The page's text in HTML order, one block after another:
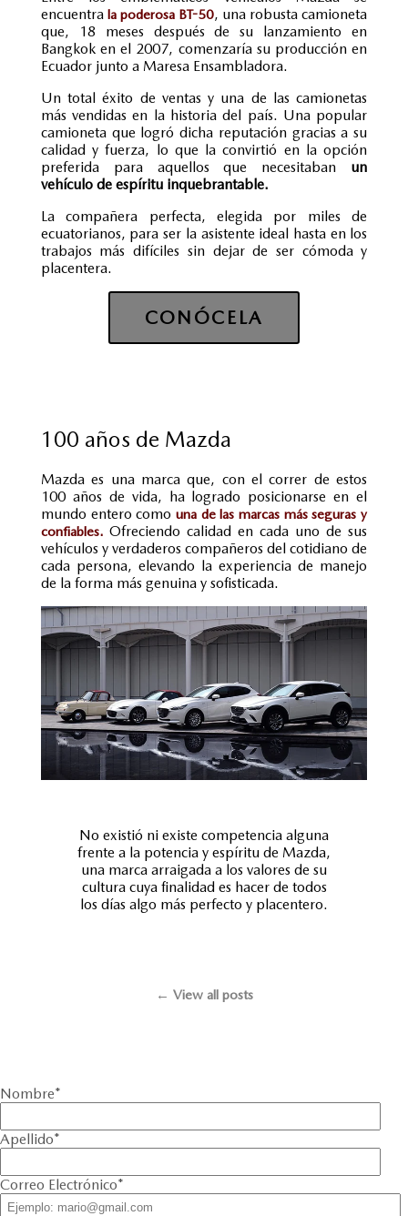
encuentra la poderosa BT-50, una robusta camioneta
que, 18 meses después de su lanzamiento en
Bangkok en el 2007, comenzaría su producción en
Ecuador junto a Maresa Ensambladora.
Un total éxito de ventas y una de las camionetas
más vendidas en la historia del país. Una popular
camioneta que logró dicha reputación gracias a su
calidad y fuerza, lo que la convirtió en la opción
preferida para aquellos que necesitaban un
vehículo de espíritu inquebrantable.
La compañera perfecta, elegida por miles de
ecuatorianos, para ser la asistente ideal hasta en los
trabajos más difíciles sin dejar de ser cómoda y
placentera.
CONÓCELA
100 años de Mazda
Mazda es una marca que, con el correr de estos
100 años de vida, ha logrado posicionarse en el
mundo entero como una de las marcas más seguras y
confiables.Ofreciendo calidad en cada uno de sus
vehículos y verdaderos compañeros del cotidiano de
cada persona, elevando la experiencia de manejo
de la forma más genuina y sofisticada.
No existió ni existe competencia alguna
frente a la potencia y espíritu de Mazda,
una marca arraigada a los valores de su
cultura cuya finalidad es hacer de todos
los días algo más perfecto y placentero.
← View all posts
Nombre*
Apellido*
Correo Electrónico*